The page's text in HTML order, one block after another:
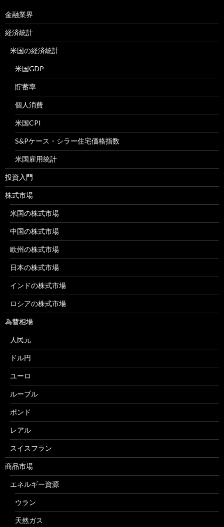
金融業界
経済統計
米国の経済統計
米国GDP
貯蓄率
個人消費
米国CPI
S&Pケース・シラー住宅価格指数
米国雇用統計
投資入門
株式市場
米国の株式市場
中国の株式市場
欧州の株式市場
日本の株式市場
インドの株式市場
ロシアの株式市場
為替相場
人民元
ドル円
ユーロ
ルーブル
ポンド
レアル
スイスフラン
商品市場
エネルギー資源
ウラン
天然ガス